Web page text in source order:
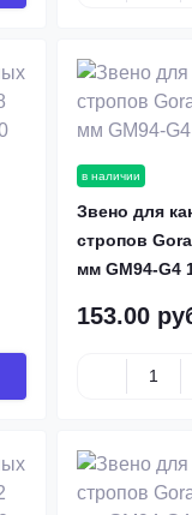
в наличии
Звено для
стропов
мм GM94-G4
153.00